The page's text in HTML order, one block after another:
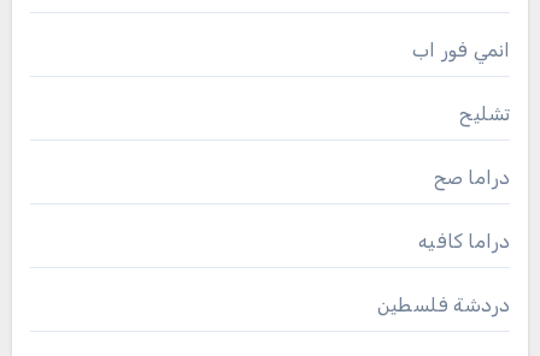
انمي فور اب
تشليح
دراما صح
دراما كافيه
دردشة فلسطين